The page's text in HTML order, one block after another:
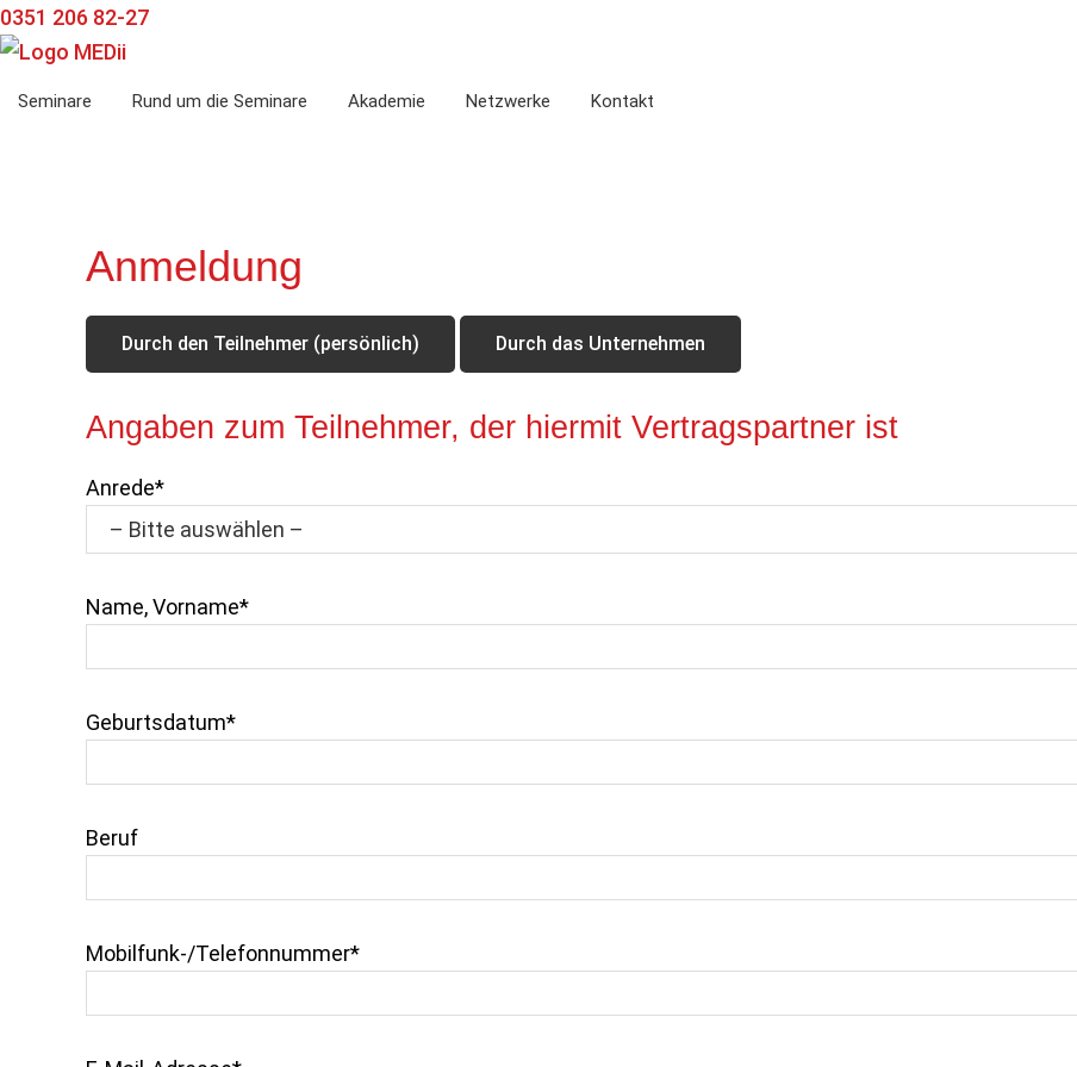
Zur
Hauptnavigation
Zum
Inhalt
Zur
Seitenspalte
0351 206 82-27
Seminare Rund um die Seminare Akademie Netzwerke Kontakt
Anmeldung
Durch den Teilnehmer (persönlich) Durch das Unternehmen
Angaben zum Teilnehmer, der hiermit Vertragspartner ist
Anrede*
Name, Vorname*
Geburtsdatum*
Beruf
Mobilfunk-/Telefonnummer*